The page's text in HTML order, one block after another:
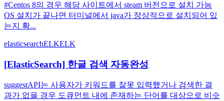
#Centos 8의 경우 해당 사이트에서 steam 버전으로 설치 가능
OS 설치가 끝나면 터미널에서 java가 정상적으로 설치되어 있
는지 확...
elasticsearchELKELK
[ElasticSearch] 한글 검색 자동완성
suggestAPI는 사용자가 키워드를 잘못 입력했거나 검색한 결
과가 없을 경우 도큐먼트 내에 존재하는 단어를 대상으로 비슷